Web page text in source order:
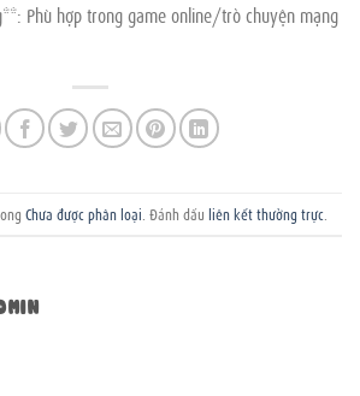
Phù hợp trong game online/trò chuyện mạng
Chưa được phân loại . Đánh dấu liên kết thường trực